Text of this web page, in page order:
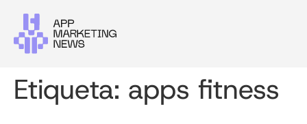
Etiqueta: apps fitness